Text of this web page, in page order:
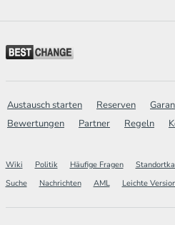
Austausch starten Reserven
Bewertungen
Partner Regeln
Wiki Politik Häufige Fragen
Suche
Nachrichten AML Leichte